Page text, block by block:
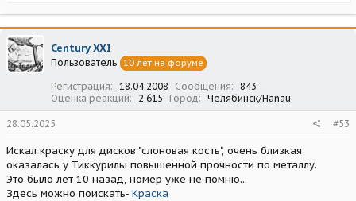
а
к
ц
и
и
Century XXI
Пользователь 10 лет на форуме
Регистрация 18.04.2008 Сообщения
843
Оценка реакций
2 615 Город Челябинск/Hanau
28.05.2025 #53
Искал краску для дисков "слоновая кость", очень близкая
оказалась у Тиккурилы повышенной прочности по металлу.
Это было лет 10 назад, номер уже не помню...
Здесь можно поискать- Краска